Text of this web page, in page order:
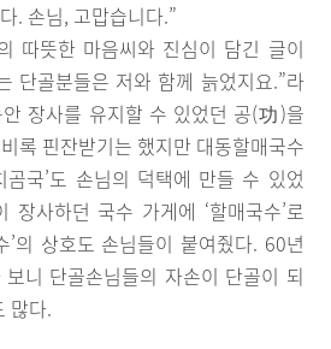
. 손님, 고맙습니다.”
따뜻한 마음씨와 진심이 담긴 글이
단골분들은 저와 함께 늙었지요.”라
장사를 유지할 수 있었던 공(功)을
록 핀잔받기는 했지만 대동할매국수
곰국’도 손님의 덕택에 만들 수 있었
장사하던 국수 가게에 ‘할매국수’로
’의 상호도 손님들이 붙여줬다. 60년
니 단골손님들의 자손이 단골이 되
많다.